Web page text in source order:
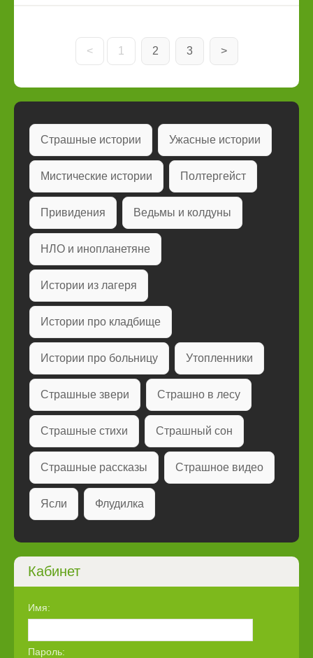
< 1 2 3 >
Страшные истории Ужасные истории
Мистические истории Полтергейст
Привидения Ведьмы и колдуны
НЛО и инопланетяне
Истории из лагеря
Истории про кладбище
Истории про больницу Утопленники
Страшные звери Страшно в лесу
Страшные стихи Страшный сон
Страшные рассказы Страшное видео
Ясли Флудилка
Кабинет
Имя:
Пароль: